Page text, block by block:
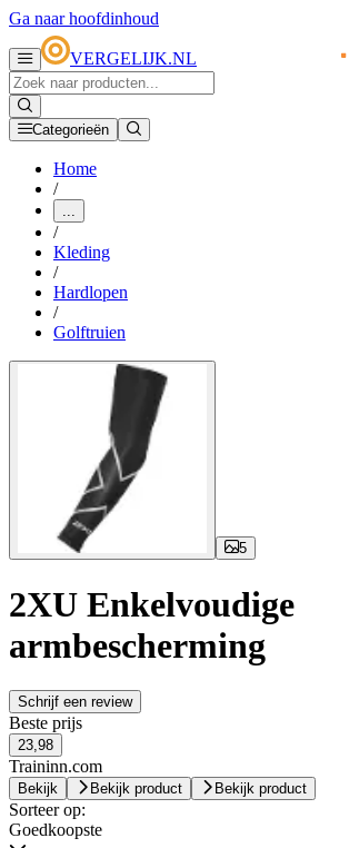
Ga naar hoofdinhoud
VERGELIJK.NL
Categorieën
Home
/
...
/
Kleding
/
Hardlopen
/
Golftruien
5
2XU Enkelvoudige
armbescherming
Schrijf een review
Beste prijs
23,98
Traininn.com
Bekijk Bekijk product Bekijk product
Sorteer op:
Goedkoopste